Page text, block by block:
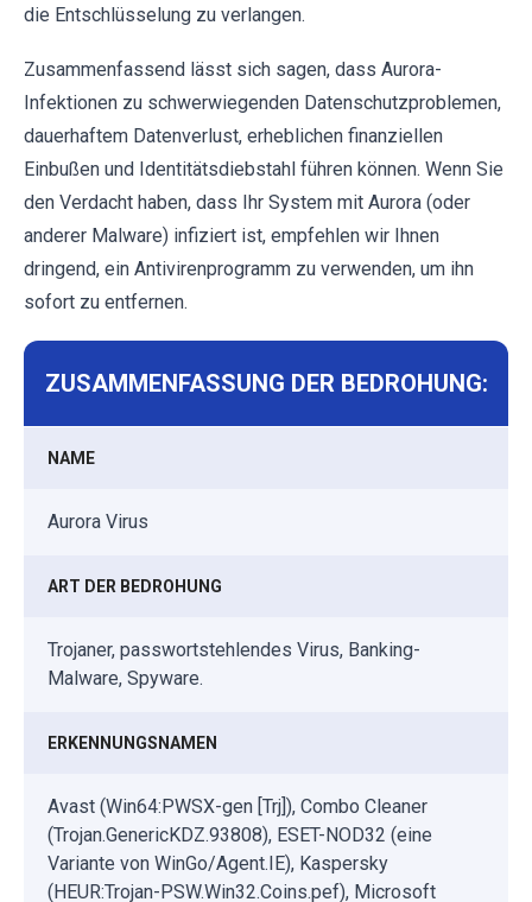
die Entschlüsselung zu verlangen.
Zusammenfassend lässt sich sagen, dass Aurora-
Infektionen zu schwerwiegenden Datenschutzproblemen,
dauerhaftem Datenverlust, erheblichen finanziellen
Einbußen und Identitätsdiebstahl führen können. Wenn Sie
den Verdacht haben, dass Ihr System mit Aurora (oder
anderer Malware) infiziert ist, empfehlen wir Ihnen
dringend, ein Antivirenprogramm zu verwenden, um ihn
sofort zu entfernen.
ZUSAMMENFASSUNG DER BEDROHUNG:
NAME
Aurora Virus
ART DER BEDROHUNG
Trojaner, passwortstehlendes Virus, Banking-
Malware, Spyware.
ERKENNUNGSNAMEN
Avast (Win64:PWSX-gen [Trj]), Combo Cleaner
(Trojan.GenericKDZ.93808), ESET-NOD32 (eine
Variante von WinGo/Agent.IE), Kaspersky
(HEUR:Trojan-PSW.Win32.Coins.pef), Microsoft